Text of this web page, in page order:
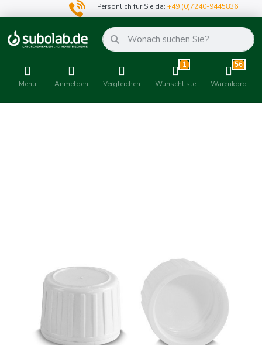
Persönlich für Sie da:+49 (0)7240-9445836
Menü Anmelden Vergleichen
1
Wunschliste
56
Warenkorb